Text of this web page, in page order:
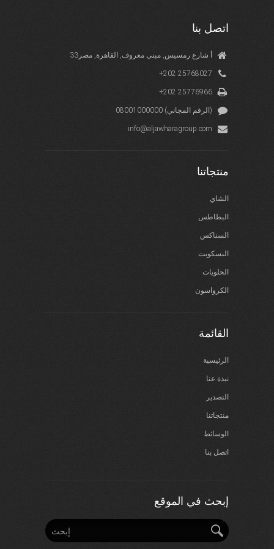
اتصل بنا
+202 25768027
+202 25776966
08001000000 (الرقم المجاني)
info@aljawharagroup.com
منتجاتنا
الشاي
البطاطس
السناكس
البسكويت
الحلويات
الكرواسون
القائمة
الرئيسية
نبذة عنا
التصدير
منتجاتنا
الوسائط
اتصل بنا
إبحث في الموقع